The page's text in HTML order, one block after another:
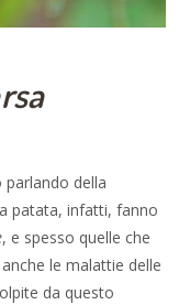
della
patata, infatti, fanno
, e spesso quelle che
le malattie delle
da questo